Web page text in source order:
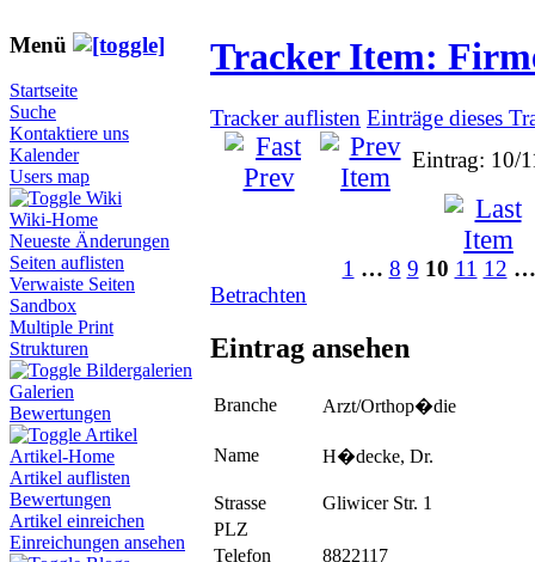
Menü
Startseite
Suche
Kontaktiere uns
Kalender
Users map
Wiki
Wiki-Home
Neueste Änderungen
Seiten auflisten
Verwaiste Seiten
Sandbox
Multiple Print
Strukturen
Bildergalerien
Galerien
Bewertungen
Artikel
Artikel-Home
Artikel auflisten
Bewertungen
Artikel einreichen
Einreichungen ansehen
Tracker Item:
Tracker auflisten Einträge dieses
Eintrag: 10/
1 … 8 9 10 11 12 …
Betrachten
Eintrag ansehen
Branche Arzt/Orthop�die
Name H�decke, Dr.
Strasse
Gliwicer Str. 1
PLZ
Telefon
8822117